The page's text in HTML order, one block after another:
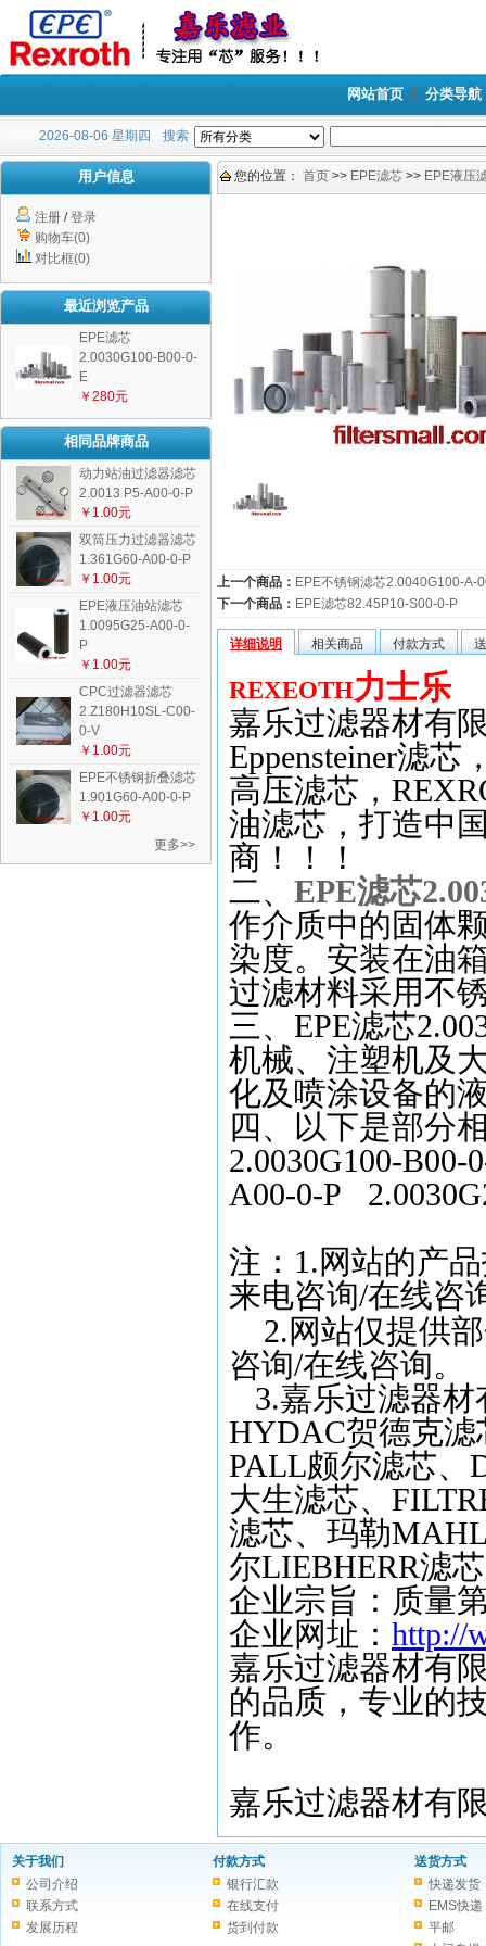
网站首页 分类导航
2026-08-06 星期四 搜索
用户信息
注册 /登录
购物车(0)
对比框(0)
最近浏览产品
EPE滤芯
2.0030G100-B00-0-
E
￥280元
相同品牌商品
动力站油过滤器滤芯
2.0013 P5-A00-0-P
￥1.00元
双筒压力过滤器滤芯
1.361G60-A00-0-P
￥1.00元
EPE液压油站滤芯
1.0095G25-A00-0-
P
￥1.00元
CPC过滤器滤芯
2.Z180H10SL-C00-
0-V
￥1.00元
EPE不锈钢折叠滤芯
1.901G60-A00-0-P
￥1.00元
更多>>
您的位置： 首页 >> EPE滤芯 >> EPE液压
上一个商品： EPE不锈钢滤芯2.0040G100-A-
下一个商品： EPE滤芯82.45P10-S00-0-P
详细说明 相关商品 付款方式
REXEOTH力士乐
嘉乐过滤器材有
Eppensteiner滤芯
高压滤芯，
油滤芯，打造中
商！！！
二、 EPE滤芯
作介质中的固体
染度。安装在油
过滤材料采用不
三、EPE滤芯
机械、注塑机及
化及喷涂设备的
四、以下是部分
2.0030G100-
A00-0-P
注： 1. 网站的产
来电咨询/在线咨
2. 网站仅提供
咨询/在线咨询。
3.嘉乐过滤器
HYDAC贺德克滤
PALL颇尔滤芯、
大生滤芯、
滤芯、玛勒
尔LIEBHERR滤芯
企业宗旨：质量
企业网址： http://
嘉乐过滤器材有
的品质，专业的
作。
嘉乐过滤器材有
关于我们
公司介绍
联系方式
发展历程
付款方式
银行汇款
在线支付
货到付款
送货方式
快递发货
EMS快递
平邮